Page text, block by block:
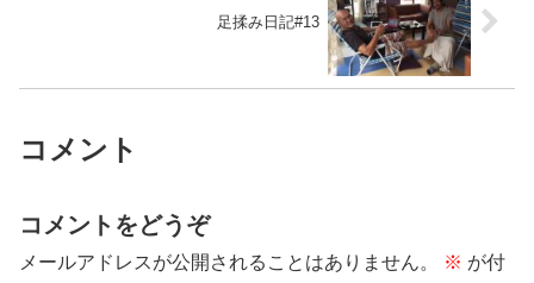
足揉み日記#13
コメント
コメントをどうぞ
メールアドレスが公開されることはありません。 ※ が付